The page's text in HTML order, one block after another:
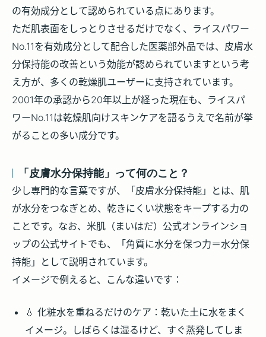
の有効成分として認められている点にあります。
ただ肌表面をしっとりさせるだけでなく、ライスパワー
No.11を有効成分として配合した医薬部外品では、皮膚水
分保持能の改善という効能が認められていますという考
え方が、多くの乾燥肌ユーザーに支持されています。
2001年の承認から20年以上が経った現在も、ライスパ
ワーNo.11は乾燥肌向けスキンケアを語るうえで名前が挙
がることの多い成分です。
「皮膚水分保持能」って何のこと？
少し専門的な言葉ですが、「皮膚水分保持能」とは、 肌
が水分をつなぎとめ、乾きにくい状態をキープする力の
ことです。なお、米肌（まいはだ）公式オンラインショ
ップの公式サイトでも、「角質に水分を保つ力＝水分保
持能」として説明されています。
イメージで例えると、こんな違いです：
💧化粧水を重ねるだけのケア ：乾いた土に水をまく
イメージ。しばらくは湿るけど、すぐ蒸発してしま